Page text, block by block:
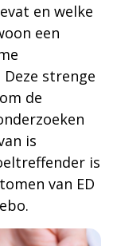
en welke
een
strenge
de
is
is
van ED